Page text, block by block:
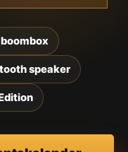
speaker